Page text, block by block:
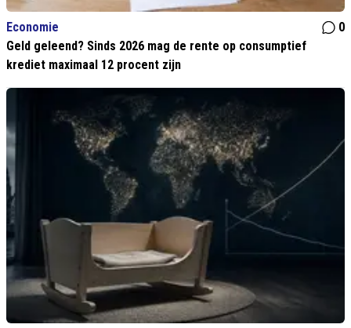
Economie
0
Geld geleend? Sinds 2026 mag de rente op consumptief
krediet maximaal 12 procent zijn